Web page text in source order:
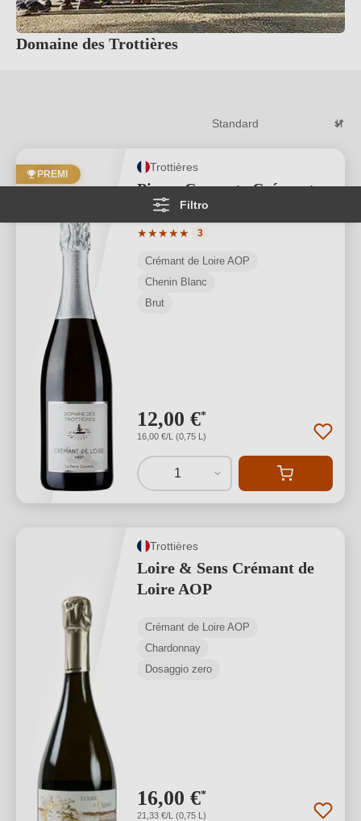
Domaine des Trottières
Filtro
PREMI
Trottières
Pierre Couverte Crémant
de Loire AOP
★★★★★
Valutazione media di 5 su 5 stelle
3
Crémant de Loire AOP
Chenin Blanc
Brut
12,00 €*
16,00 €/L (0,75 L)
1
Trottières
Loire & Sens Crémant de
Loire AOP
Crémant de Loire AOP
Chardonnay
Dosaggio zero
16,00 €*
21,33 €/L (0,75 L)